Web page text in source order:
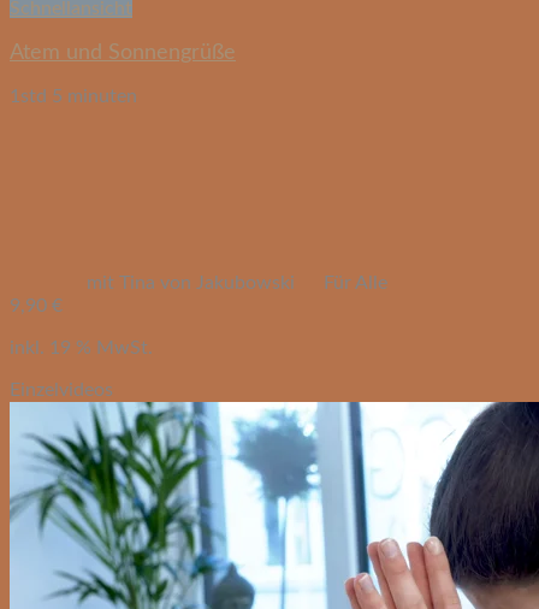
Schnellansicht
Atem und Sonnengrüße
1std 5 minuten
mit Tina von Jakubowski
Für Alle
9,90 €
inkl. 19 % MwSt.
Einzelvideos